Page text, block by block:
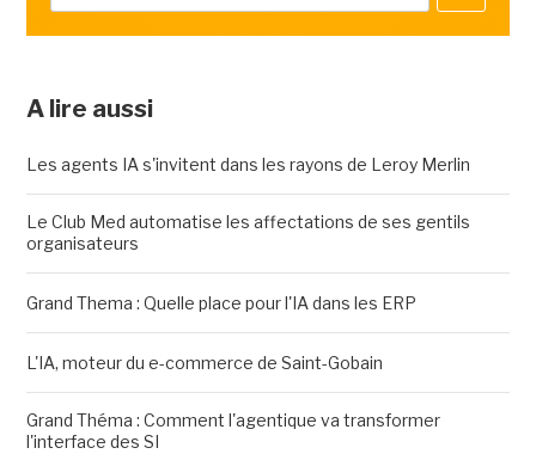
A lire aussi
Les agents IA s'invitent dans les rayons de Leroy Merlin
Le Club Med automatise les affectations de ses gentils
organisateurs
Grand Thema : Quelle place pour l'IA dans les ERP
L'IA, moteur du e-commerce de Saint-Gobain
Grand Théma : Comment l'agentique va transformer
l'interface des SI